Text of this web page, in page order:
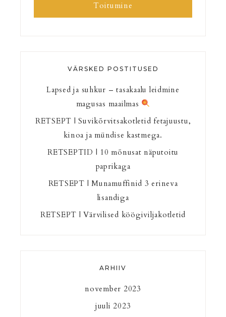
Toitumine
VÄRSKED POSTITUSED
Lapsed ja suhkur – tasakaalu leidmine
magusas maailmas
RETSEPT | Suvikõrvitsakotletid fetajuustu,
kinoa ja mündise kastmega.
RETSEPTID | 10 mõnusat näputoitu
paprikaga
RETSEPT | Munamuffinid 3 erineva
lisandiga
RETSEPT | Värvilised köögiviljakotletid
ARHIIV
november 2023
juuli 2023